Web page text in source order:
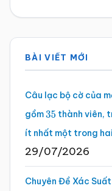
Sidebar
chính
BÀI VIẾT MỚI
Câu lạc bộ cờ của
gồm35 thành viên,
ít nhất một trong
29/07/2026
Chuyên Đề Xác